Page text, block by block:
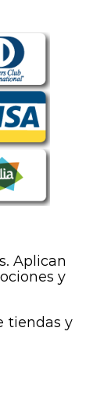
Aplican
y
tiendas y